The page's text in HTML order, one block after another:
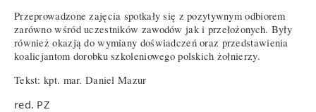
Przeprowadzone zajęcia spotkały się z pozytywnym odbiorem
zarówno wśród uczestników zawodów jak i przełożonych. Były
również okazją do wymiany doświadczeń oraz przedstawienia
koalicjantom dorobku szkoleniowego polskich żołnierzy.
Tekst: kpt. mar. Daniel Mazur
red. PZ